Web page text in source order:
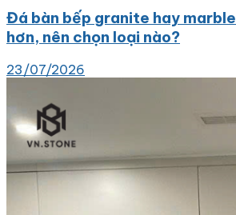
Đá bàn bếp granite hay
hơn, nên chọn loại nào?
23/07/2026